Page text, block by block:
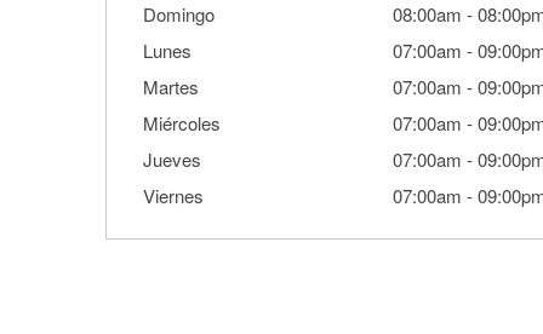
Domingo 08:00am -
Lunes
07:00am -
Martes
07:00am -
Miércoles
07:00am -
Jueves
07:00am -
Viernes
07:00am -